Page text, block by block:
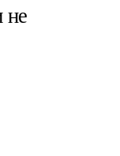
не